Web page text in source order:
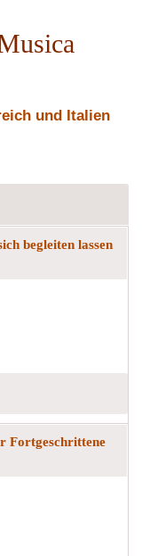
und Italien
begleiten lassen
Fortgeschrittene